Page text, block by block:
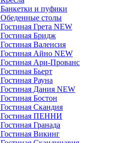
Банкетки и пуфики
Обеденные столы
Гостиная Грета NEW
Гостиная Бридж
Гостиная Валенсия
Гостиная Айно NEW
Гостиная Ари-Прованс
Гостиная Бьерт
Гостиная Рауна
Гостиная Дания NEW
Гостиная Бостон
Гостиная Скандия
Гостиная ПЕННИ
Гостиная Гранада
Гостиная Викинг